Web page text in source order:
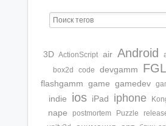
3D ActionScript air Android
box2d code devgamm FGL
flashgamm game gamedev
indie
ios iPad iphone
nape postmortem Puzzle